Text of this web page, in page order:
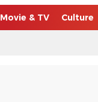
Movie & TV Culture